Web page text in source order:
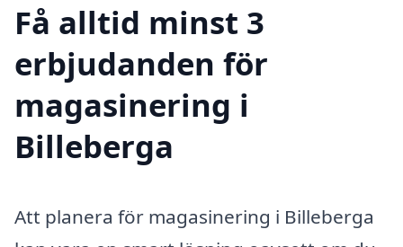
Få alltid minst 3
erbjudanden för
magasinering i
Billeberga
Att planera för magasinering i Billeberga